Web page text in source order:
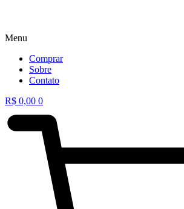
Menu
Comprar
Sobre
Contato
R$ 0,00 0